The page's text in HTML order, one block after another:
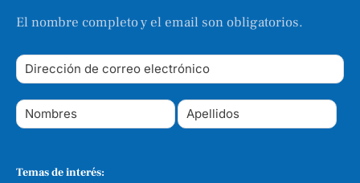
El nombre completo y el email son obligatorios.
Temas de interés: